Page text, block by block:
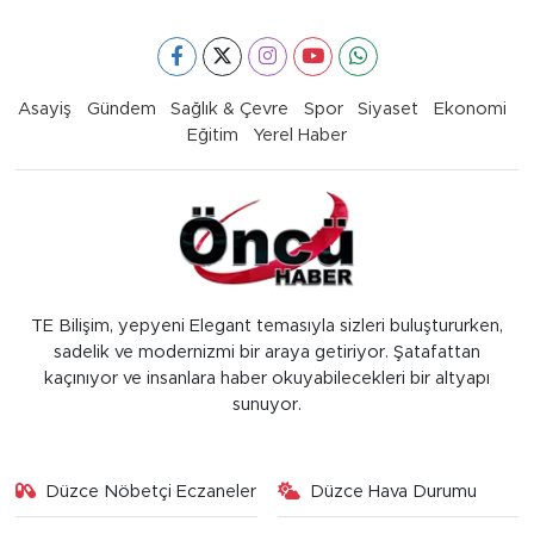
Asayiş Gündem Sağlık & Çevre Spor Siyaset
Ekonomi
Eğitim
Yerel Haber
TE Bilişim, yepyeni Elegant temasıyla sizleri buluştururken,
sadelik ve modernizmi bir araya getiriyor. Şatafattan
kaçınıyor ve insanlara haber okuyabilecekleri bir altyapı
sunuyor.
Düzce Nöbetçi Eczaneler Düzce Hava Durumu